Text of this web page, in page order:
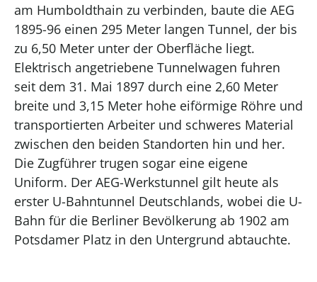
am Humboldthain zu verbinden, baute die AEG
1895-96 einen 295 Meter langen Tunnel, der bis
zu 6,50 Meter unter der Oberfläche liegt.
Elektrisch angetriebene Tunnelwagen fuhren
seit dem 31. Mai 1897 durch eine 2,60 Meter
breite und 3,15 Meter hohe eiförmige Röhre und
transportierten Arbeiter und schweres Material
zwischen den beiden Standorten hin und her.
Die Zugführer trugen sogar eine eigene
Uniform. Der AEG-Werkstunnel gilt heute als
erster U-Bahntunnel Deutschlands, wobei die U-
Bahn für die Berliner Bevölkerung ab 1902 am
Potsdamer Platz in den Untergrund abtauchte.